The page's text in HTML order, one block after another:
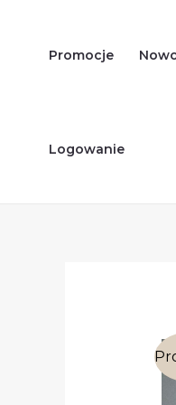
content
Promocje
Logowanie